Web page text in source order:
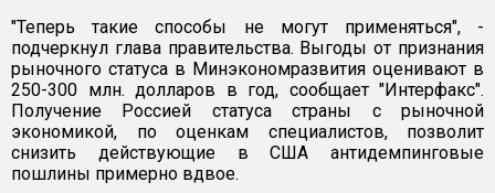
"Теперь такие способы не могут применяться", -
подчеркнул глава правительства. Выгоды от признания
рыночного статуса в Минэкономразвития оценивают в
250-300 млн. долларов в год, сообщает "Интерфакс".
Получение Россией статуса страны с рыночной
экономикой, по оценкам специалистов, позволит
снизить действующие в США антидемпинговые
пошлины примерно вдвое.